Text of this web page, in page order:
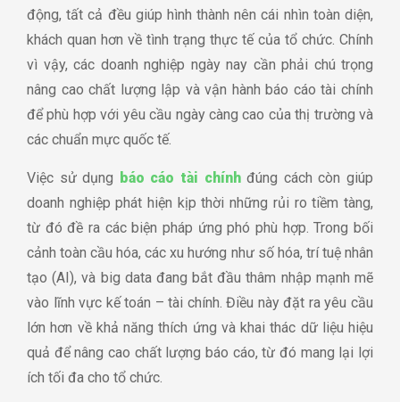
động, tất cả đều giúp hình thành nên cái nhìn toàn diện,
khách quan hơn về tình trạng thực tế của tổ chức. Chính
vì vậy, các doanh nghiệp ngày nay cần phải chú trọng
nâng cao chất lượng lập và vận hành báo cáo tài chính
để phù hợp với yêu cầu ngày càng cao của thị trường và
các chuẩn mực quốc tế.
Việc sử dụng báo cáo tài chínhđúng cách còn giúp
doanh nghiệp phát hiện kịp thời những rủi ro tiềm tàng,
từ đó đề ra các biện pháp ứng phó phù hợp. Trong bối
cảnh toàn cầu hóa, các xu hướng như số hóa, trí tuệ nhân
tạo (AI), và big data đang bắt đầu thâm nhập mạnh mẽ
vào lĩnh vực kế toán – tài chính. Điều này đặt ra yêu cầu
lớn hơn về khả năng thích ứng và khai thác dữ liệu hiệu
quả để nâng cao chất lượng báo cáo, từ đó mang lại lợi
ích tối đa cho tổ chức.